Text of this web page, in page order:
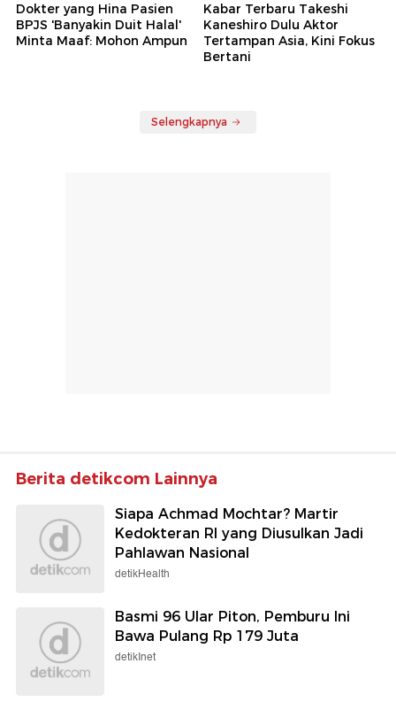
Dokter yang Hina Pasien
BPJS 'Banyakin Duit Halal'
Minta Maaf: Mohon Ampun
Kabar Terbaru Takeshi
Kaneshiro Dulu Aktor
Tertampan Asia, Kini Fokus
Bertani
Selengkapnya
Berita detikcom Lainnya
Siapa Achmad Mochtar? Martir
Kedokteran RI yang Diusulkan Jadi
Pahlawan Nasional
detikHealth
Basmi 96 Ular Piton, Pemburu Ini
Bawa Pulang Rp 179 Juta
detikInet